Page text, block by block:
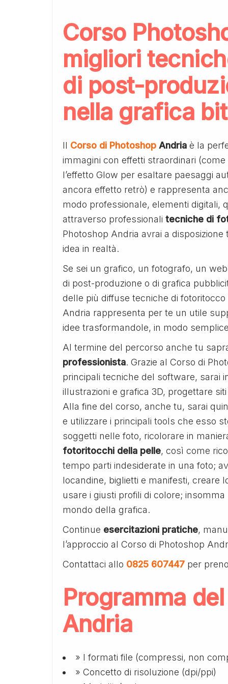
Corso
migliori
di post-
nella grafica
Il Corso di Photoshop Andria è la
immagini con effetti straordinari
l’effetto Glow per esaltare paesaggi
ancora effetto retrò) e rappresenta
modo professionale, elementi digitali,
attraverso professionali tecniche di
Photoshop Andria avrai a
idea in realtà.
Se sei un grafico, un fotografo, un
di post-produzione o di grafica
delle più diffuse tecniche di
Andria rappresenta per te un utile
idee trasformandole, in modo
Al termine del percorso anche tu
professionista. Grazie al Corso di
principali tecniche del software, sarai
illustrazioni e grafica 3D, progettare
Alla fine del corso, anche tu, sarai
e utilizzare i principali tools che esso
soggetti nelle foto, ricolorare in
fotoritocchi della pelle, così come
tempo parti indesiderate in una foto;
locandine, biglietti e manifesti, creare
usare i giusti profili di colore;
mondo della grafica.
Continue esercitazioni pratiche,
l’approccio al Corso di Photoshop
Contattaci allo 0825 607447 per
Programma
Andria
» I formati file (compressi, non
» Concetto di risoluzione (dpi/ppi)